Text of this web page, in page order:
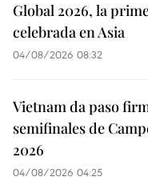
Global 2026, la
celebrada en Asia
04/08/2026 08:32
Vietnam da paso
semifinales de
2026
04/08/2026 04:25